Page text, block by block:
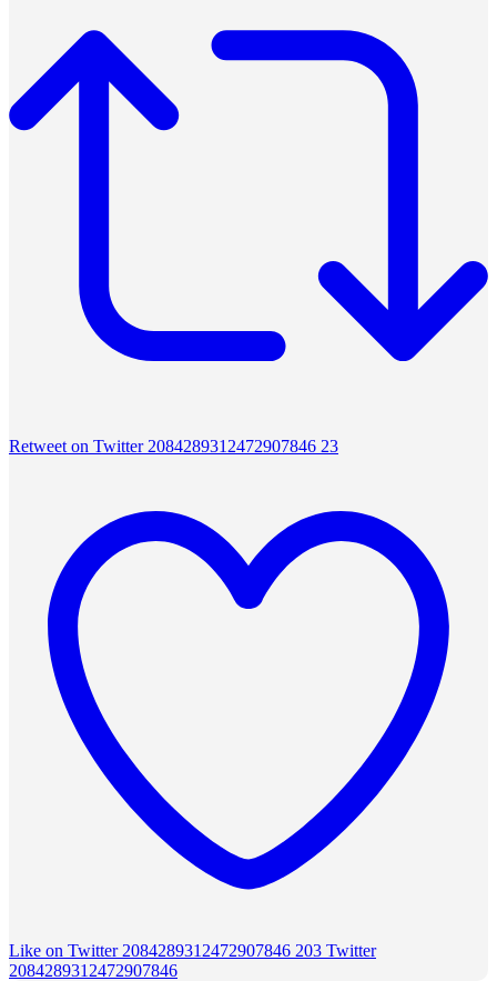
Retweet on Twitter 2084289312472907846 23
Like on Twitter 2084289312472907846 203 Twitter
2084289312472907846